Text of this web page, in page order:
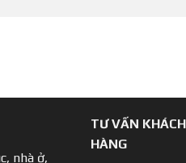
nhà ở,
TƯ VẤN KHÁCH
HÀNG